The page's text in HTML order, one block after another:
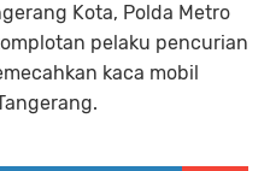
Kota, Polda Metro
pelaku pencurian
kaca mobil